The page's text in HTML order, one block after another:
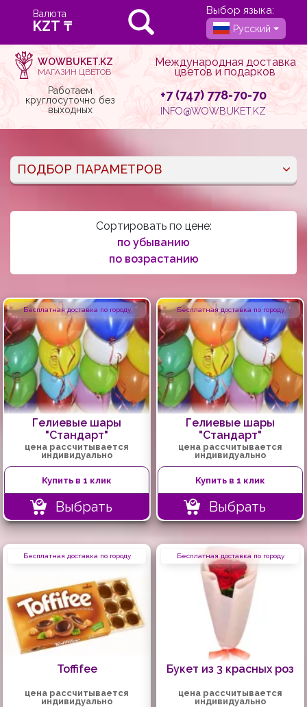
Валюта Выбор языка:
Русский
WOWBUKET.KZ
МАГАЗИН ЦВЕТОВ
Международная доставка
цветов и подарков
Работаем
круглосуточно без
выходных
+7 (747) 778-70-70
INFO@WOWBUKET.KZ
ПОДБОР ПАРАМЕТРОВ
Сортировать по цене:
по убыванию
по возрастанию
Бесплатная доставка по городу
Гелиевые шары
"Стандарт"
цена рассчитывается
индивидуально
Купить в 1 клик
Выбрать
Бесплатная доставка по городу
Гелиевые шары
"Стандарт"
цена рассчитывается
индивидуально
Купить в 1 клик
Выбрать
Бесплатная доставка по городу
Toffifee
цена рассчитывается
индивидуально
Бесплатная доставка по городу
Букет из 3 красных роз
цена рассчитывается
индивидуально